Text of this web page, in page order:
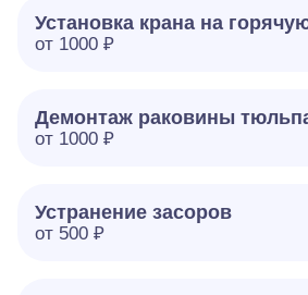
Установка крана на
от 1000 ₽
Демонтаж раковины
от 1000 ₽
Устранение засоров
от 500 ₽